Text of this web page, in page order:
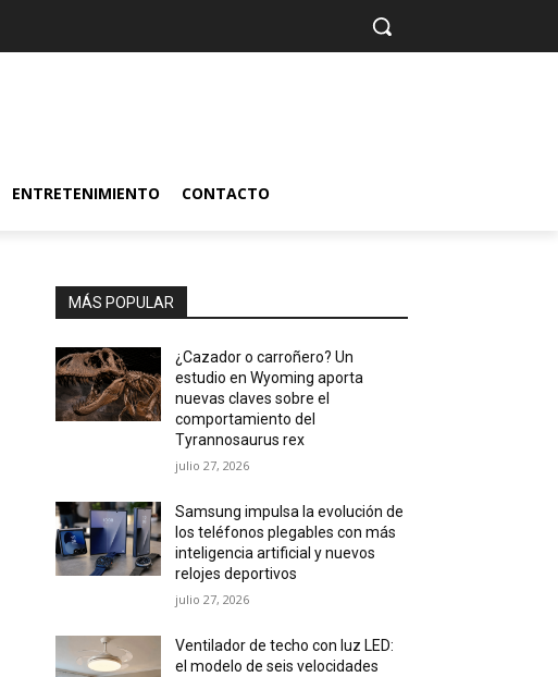
ENTRETENIMIENTO CONTACTO
MÁS POPULAR
¿Cazador o carroñero? Un
estudio en Wyoming aporta
nuevas claves sobre el
comportamiento del
Tyrannosaurus rex
julio 27, 2026
Samsung impulsa la evolución de
los teléfonos plegables con más
inteligencia artificial y nuevos
relojes deportivos
julio 27, 2026
Ventilador de techo con luz LED:
el modelo de seis velocidades